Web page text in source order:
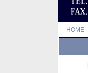
HOME